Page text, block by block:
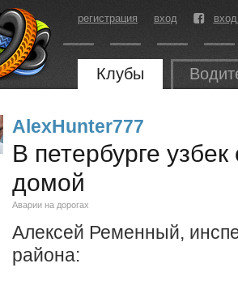
регистрация вход
Клубы
AlexHunter777
В петербурге
домой
Аварии на дорогах
Алексей Ременный,
района: